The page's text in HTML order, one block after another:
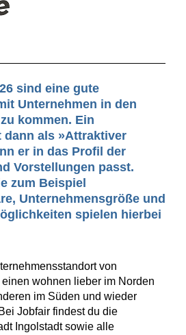
sind eine gute
Unternehmen in den
kommen. Ein
dann als »Attraktiver
er in das Profil der
Vorstellungen passt.
zum Beispiel
Unternehmensgröße und
spielen hierbei
von
wohnen lieber im Norden
im Süden und wieder
Jobfair findest du die
Ingolstadt sowie alle